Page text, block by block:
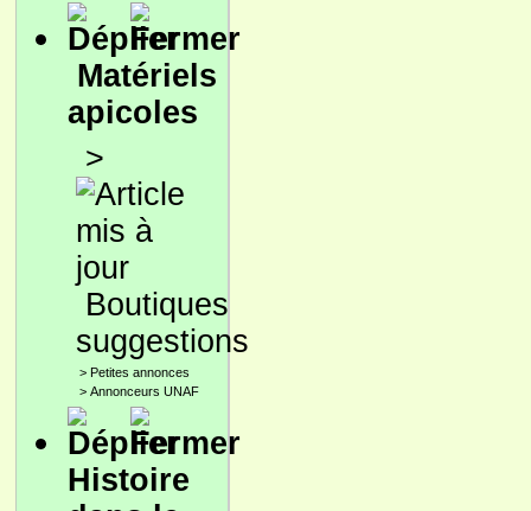
Matériels
apicoles
>
Boutiques
suggestions
> Petites annonces
> Annonceurs UNAF
Histoire